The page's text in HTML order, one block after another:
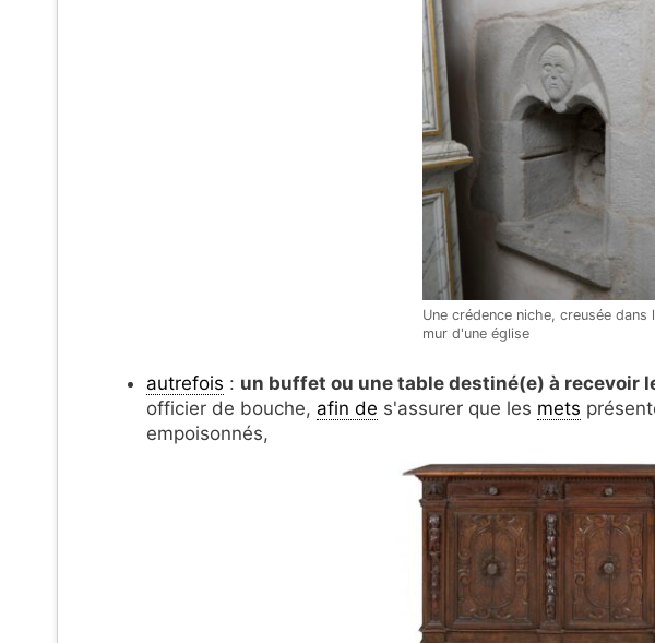
Une crédence niche, creusée dans
mur d'une église
autrefois : un buffet ou une table destiné(e) à recevoir
officier de bouche, afin de s'assurer que les mets
empoisonnés,